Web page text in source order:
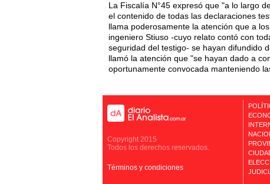
La Fiscalía N°45 expresó que "a lo largo
el contenido de todas las declaraciones
llama poderosamente la atención que a
ingeniero Stiuso -cuyo relato contó con
seguridad del testigo- se hayan difundido
llamó la atención que "se hayan dado a
oportunamente convocada manteniendo
Copyright 2015
Todos los derechos reservados.
Términos y condiciones